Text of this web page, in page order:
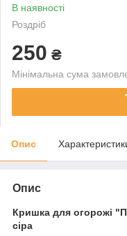
В наявності
Роздріб
250 ₴
Мінімальна сума
Опис
Опис
Кришка для огорожі
сіра